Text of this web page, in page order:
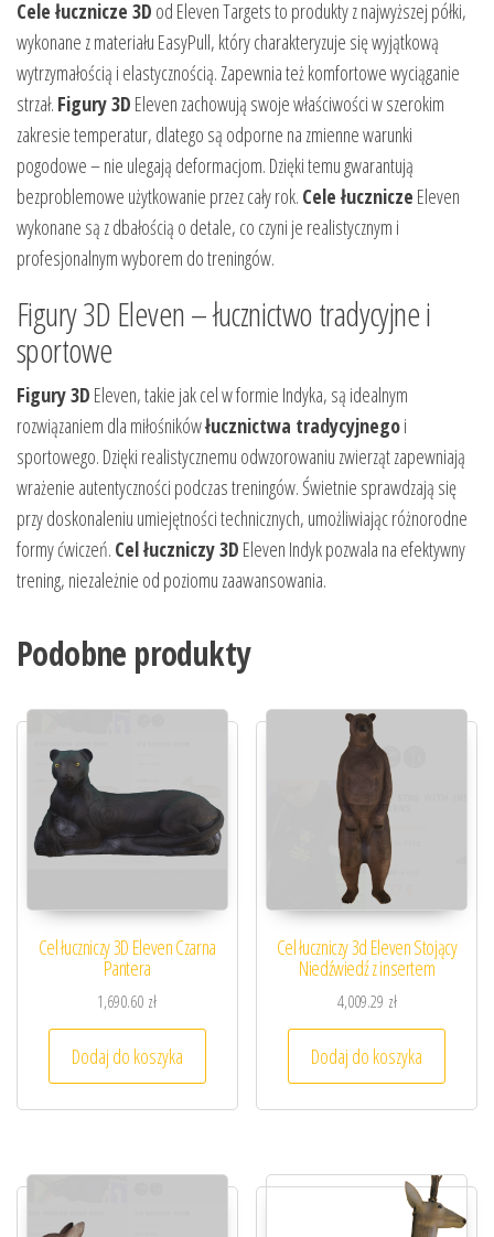
Cele łucznicze 3D od Eleven Targets to produkty z najwyższej półki,
wykonane z materiału EasyPull, który charakteryzuje się wyjątkową
wytrzymałością i elastycznością. Zapewnia też komfortowe wyciąganie
strzał. Figury 3D Eleven zachowują swoje właściwości w szerokim
zakresie temperatur, dlatego są odporne na zmienne warunki
pogodowe – nie ulegają deformacjom. Dzięki temu gwarantują
bezproblemowe użytkowanie przez cały rok. Cele łucznicze Eleven
wykonane są z dbałością o detale, co czyni je realistycznym i
profesjonalnym wyborem do treningów.
Figury 3D Eleven – łucznictwo tradycyjne i
sportowe
Figury 3D Eleven, takie jak cel w formie Indyka, są idealnym
rozwiązaniem dla miłośnikówłucznictwa tradycyjnegoi
sportowego. Dzięki realistycznemu odwzorowaniu zwierząt zapewniają
wrażenie autentyczności podczas treningów. Świetnie sprawdzają się
przy doskonaleniu umiejętności technicznych, umożliwiając różnorodne
formy ćwiczeń. Cel łuczniczy 3D Eleven Indyk pozwala na efektywny
trening, niezależnie od poziomu zaawansowania.
Podobne produkty
Cel łuczniczy 3D Eleven Czarna
Pantera
1,690.60 zł
Dodaj do koszyka
Cel łuczniczy 3d Eleven Stojący
Niedźwiedź z insertem
4,009.29 zł
Dodaj do koszyka